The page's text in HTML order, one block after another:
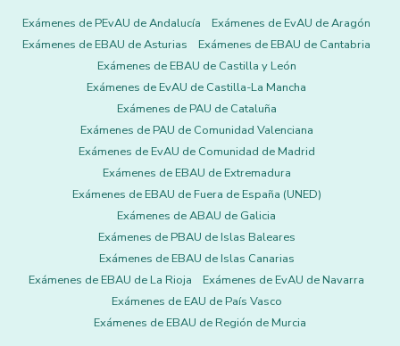
Exámenes de PEvAU de Andalucía
Exámenes de EvAU de Aragón
Exámenes de EBAU de Asturias
Exámenes de EBAU de Cantabria
Exámenes de EBAU de Castilla y León
Exámenes de EvAU de Castilla-La Mancha
Exámenes de PAU de Cataluña
Exámenes de PAU de Comunidad Valenciana
Exámenes de EvAU de Comunidad de Madrid
Exámenes de EBAU de Extremadura
Exámenes de EBAU de Fuera de España (UNED)
Exámenes de ABAU de Galicia
Exámenes de PBAU de Islas Baleares
Exámenes de EBAU de Islas Canarias
Exámenes de EBAU de La Rioja
Exámenes de EvAU de Navarra
Exámenes de EAU de País Vasco
Exámenes de EBAU de Región de Murcia